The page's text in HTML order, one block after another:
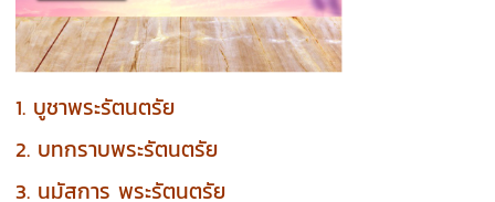
1. บูชาพระรัตนตรัย
2. บทกราบพระรัตนตรัย
3. นมัสการ พระรัตนตรัย